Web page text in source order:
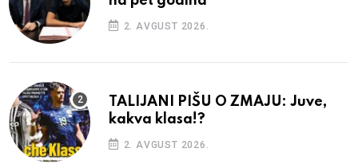
2. AVGUST 2026.
TALIJANI PIŠU O ZMAJU: Juve,
kakva klasa!?
2. AVGUST 2026.